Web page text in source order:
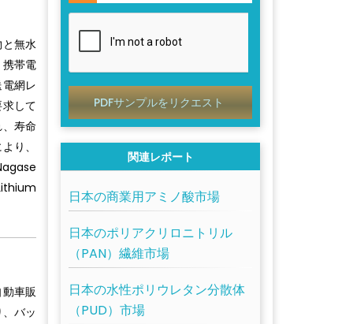
無水
帯電
網レ
して
寿命
り、
車販
バッ
PDFサンプルをリクエスト
関連レポート
日本の商業用アミノ酸市場
日本のポリアクリロニトリル
（PAN）繊維市場
日本の水性ポリウレタン分散体
（PUD）市場